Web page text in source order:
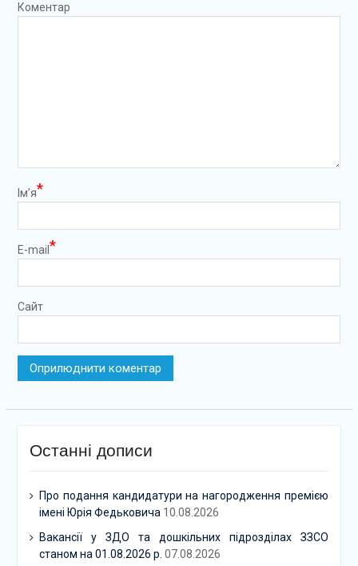
Коментар
Ім’я*
E-mail *
Сайт
Останні дописи
Про подання кандидатури на нагородження премією
імені Юрія Федьковича 10.08.2026
Вакансії у ЗДО та дошкільних підрозділах ЗЗСО
станом на 01.08.2026 р. 07.08.2026